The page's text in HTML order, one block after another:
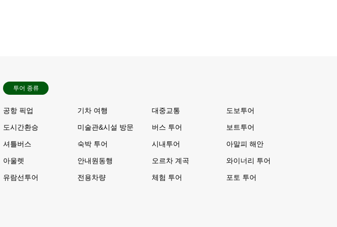
투어 종류
공항 픽업 기차 여행 대중교통 도보투어
도시간환승 미술관&시설 방문 버스 투어 보트투어
셔틀버스 숙박 투어 시내투어 아말피 해안
아울렛 안내원동행 오르차 계곡 와이너리 투어
유람선투어 전용차량 체험 투어 포토 투어